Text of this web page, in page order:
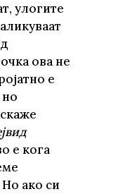
улогите
ова не
е
е кога
ако си